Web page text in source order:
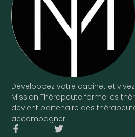
Développez votre cabinet et
Mission Thérapeute forme les
devient partenaire des
accompagner.
F
T